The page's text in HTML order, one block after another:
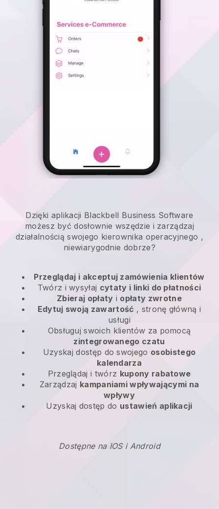
Dzięki aplikacji Blackbell Business Software
możesz być dosłownie wszędzie i zarządzaj
działalnością swojego kierownika operacyjnego ,
niewiarygodnie dobrze?
Przeglądaj i akceptuj zamówienia klientów
Twórz i wysyłaj cytaty i linki do płatności
Zbieraj opłaty i opłaty zwrotne
Edytuj swoją zawartość , stronę główną i
usługi
Obsługuj swoich klientów za pomocą
zintegrowanego czatu
Uzyskaj dostęp do swojego osobistego
kalendarza
Przeglądaj i twórz kupony rabatowe
Zarządzaj kampaniami wpływającymi na
wpływy
Uzyskaj dostęp do ustawień aplikacji
Dostępne na IOS i Android